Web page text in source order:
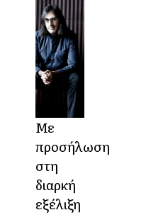
Με
προσήλωση
στη
διαρκή
εξέλιξη